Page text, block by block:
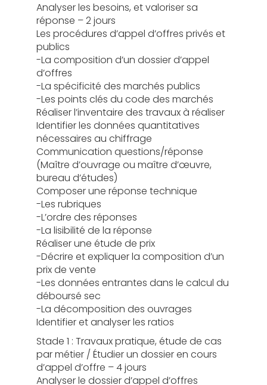
Analyser les besoins, et valoriser sa
réponse – 2 jours
Les procédures d’appel d’offres privés et
publics
-La composition d’un dossier d’appel
d’offres
-La spécificité des marchés publics
-Les points clés du code des marchés
Réaliser l’inventaire des travaux à réaliser
Identifier les données quantitatives
nécessaires au chiffrage
Communication questions/réponse
(Maître d’ouvrage ou maître d’œuvre,
bureau d’études)
Composer une réponse technique
-Les rubriques
-L’ordre des réponses
-La lisibilité de la réponse
Réaliser une étude de prix
-Décrire et expliquer la composition d’un
prix de vente
-Les données entrantes dans le calcul du
déboursé sec
-La décomposition des ouvrages
Identifier et analyser les ratios
Stade 1 : Travaux pratique, étude de cas
par métier / Étudier un dossier en cours
d’appel d’offre – 4 jours
Analyser le dossier d’appel d’offres